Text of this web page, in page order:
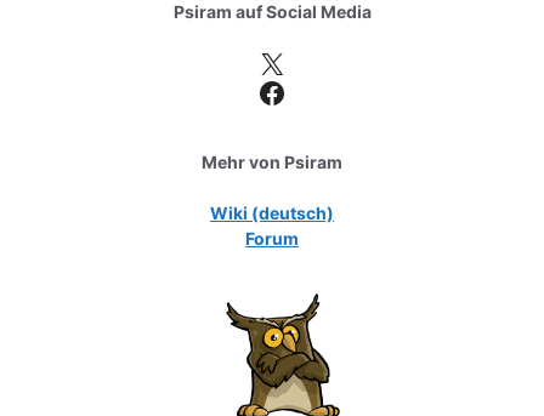
Psiram aufSocial Media
X
Facebook
Mehr von Psiram
Wiki (deutsch)
Forum